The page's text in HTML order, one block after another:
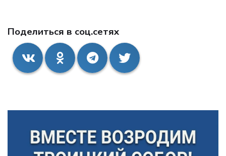
Поделиться в соц.сетях